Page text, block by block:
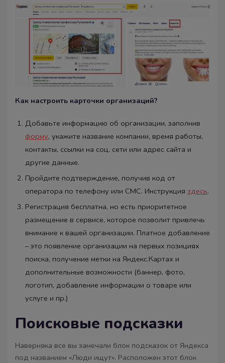
Как настроить карточки организаций?
Добавьте информацию об организации, заполнив
форму, укажите название компании, время работы,
контакты, ссылки на соц. сети или адрес сайта и
другие данные.
Пройдите подтверждение, получив код от
оператора по телефону или СМС. Инструкция здесь.
Регистрация бесплатна, но есть приоритетное
размещение в сервисе, которое позволит привлечь
внимание к вашей организации. Платное добавление
– это появление организации на первых позициях
поиска, получение метки на Яндекс.Картах и
дополнительные возможности (баннер, фото,
логотип, добавление информации о товаре или
услуге и пр.)
Поисковые подсказки
Наверняка все вы замечали блок подсказок от Яндекса
под названием «Люди ищут». Расположен этот блок